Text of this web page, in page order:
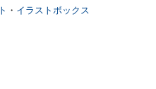
・ イラストボックス